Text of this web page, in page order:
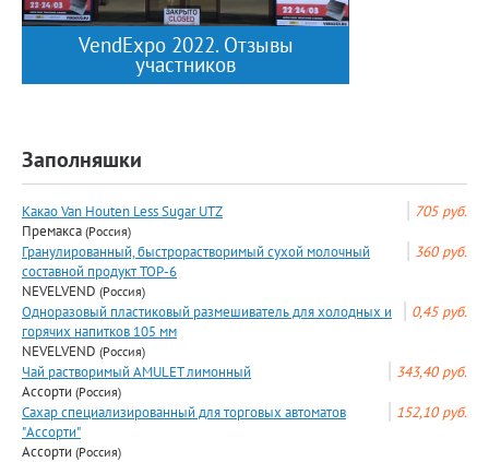
VendExpo 2022. Отзывы
участников
Заполняшки
705 руб.
Какао Van Houten Less Sugar UTZ
Премакса (Россия)
360 руб.
Гранулированный, быстрорастворимый сухой молочный
составной продукт TOP-6
NEVELVEND (Россия)
0,45 руб.
Одноразовый пластиковый размешиватель для холодных и
горячих напитков 105 мм
NEVELVEND (Россия)
343,40 руб.
Чай растворимый AMULET лимонный
Ассорти (Россия)
152,10 руб.
Сахар специализированный для торговых автоматов
"Ассорти"
Ассорти (Россия)